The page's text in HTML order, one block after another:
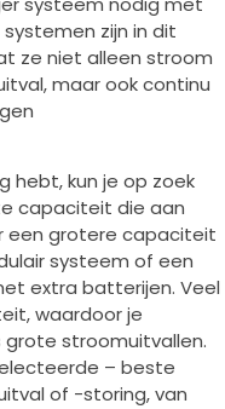
zijn in dit
ze niet alleen stroom
maar ook continu
hebt, kun je op zoek
capaciteit die aan
een grotere capaciteit
systeem of een
extra batterijen. Veel
waardoor je
grote stroomuitvallen.
– beste
of -storing, van